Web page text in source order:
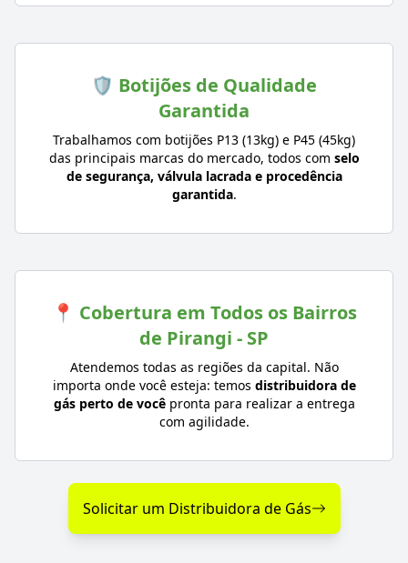
🛡️ Botijões de Qualidade
Garantida
Trabalhamos com botijões P13 (13kg) e P45 (45kg)
das principais marcas do mercado, todos com selo
de segurança, válvula lacrada e procedência
garantida.
📍 Cobertura em Todos os Bairros
de Pirangi - SP
Atendemos todas as regiões da capital. Não
importa onde você esteja: temos distribuidora de
gás perto de vocêpronta para realizar a entrega
com agilidade.
Solicitar um Distribuidora de Gás